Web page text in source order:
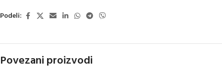
Podeli:
Povezani proizvodi